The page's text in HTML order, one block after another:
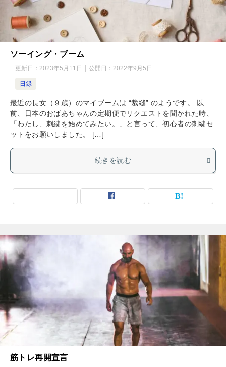
ソーイング・ブーム
更新日： 2023年5月11日 公開日： 2022年9月5日
日録
最近の長女（９歳）のマイブームは “裁縫” のようです。 以
前、日本のおばあちゃんの定期便でリクエストを聞かれた時、
「わたし、刺繍を始めてみたい。」と言って、初心者の刺繍セ
ットをお願いしました。 […]
続きを読む
筋トレ再開宣言